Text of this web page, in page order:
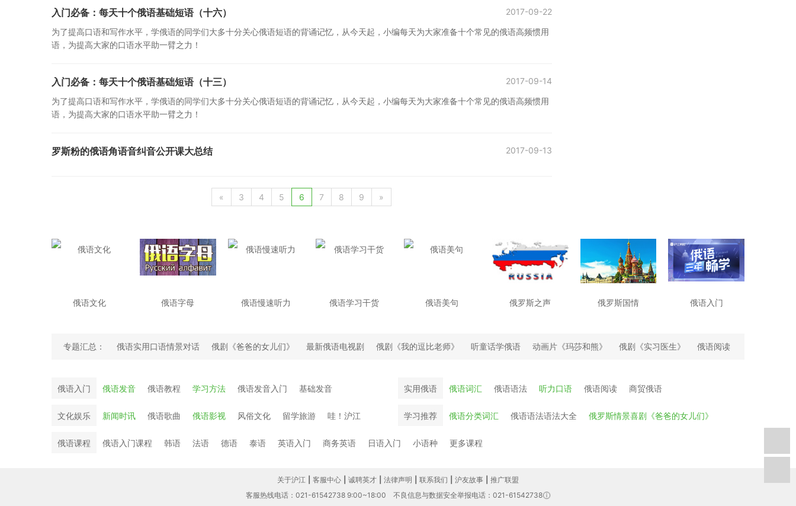
入门必备：每天十个俄语基础短语（十六）
为了提高口语和写作水平，学俄语的同学们大多十分关心俄语短语的背诵记忆，从今天起，小编每天为大家准备十个常见的俄语高频惯用
语，为提高大家的口语水平助一臂之力！
2017-09-22
入门必备：每天十个俄语基础短语（十三）
为了提高口语和写作水平，学俄语的同学们大多十分关心俄语短语的背诵记忆，从今天起，小编每天为大家准备十个常见的俄语高频惯用
语，为提高大家的口语水平助一臂之力！
2017-09-14
罗斯粉的俄语角语音纠音公开课大总结 2017-09-13
« 3 4 5 6 7 8 9 »
俄语文化 俄语字母 俄语慢速听力 俄语学习干货 俄语美句 俄罗斯之声 俄罗斯国情 俄语入门
专题汇总： 俄语实用口语情景对话 俄剧《爸爸的女儿们》 最新俄语电视剧 俄剧《我的逗比老师》 听童话学俄语 动画片《玛莎和熊》 俄剧《实习医生》
俄语阅读
俄语入门 俄语发音 俄语教程 学习方法 俄语发音入门 基础发音 实用俄语 俄语词汇 俄语语法 听力口语 俄语阅读 商贸俄语
文化娱乐 新闻时讯 俄语歌曲 俄语影视 风俗文化 留学旅游 哇！沪江 学习推荐 俄语分类词汇 俄语语法语法大全 俄罗斯情景喜剧《爸爸的女儿们》
俄语课程 俄语入门课程 韩语 法语 德语 泰语 英语入门 商务英语 日语入门 小语种 更多课程
关于沪江 客服中心 诚聘英才 法律声明 联系我们 沪友故事
推广联盟
客服热线电话：021-61542738 9:00~18:00
不良信息与数据安全举报电话：021-61542738